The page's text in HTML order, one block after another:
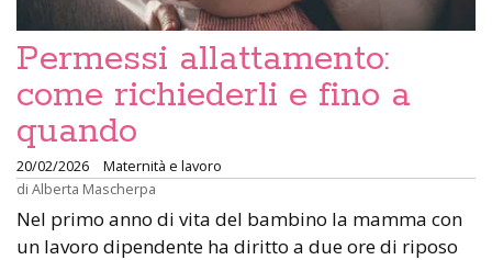
Permessi allattamento:
come richiederli e fino a
quando
20/02/2026
Maternità e lavoro
di Alberta Mascherpa
Nel primo anno di vita del bambino la mamma con
un lavoro dipendente ha diritto a due ore di riposo